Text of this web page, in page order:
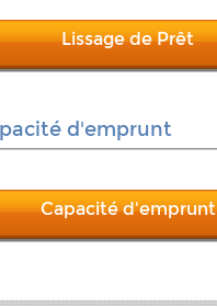
Lissage de Prêt
d'emprunt
Capacité d'emprunt